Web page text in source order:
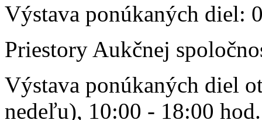
Výstava ponúkaných diel:
Priestory Aukčnej
Výstava ponúkaných diel
nedeľu), 10:00 - 18:00